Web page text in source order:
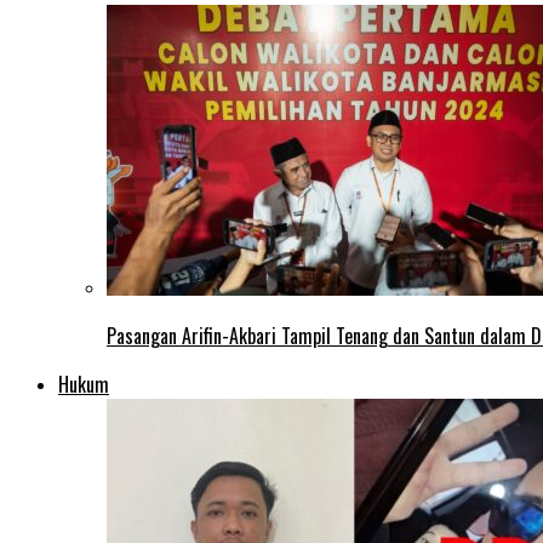
Pasangan Arifin-Akbari Tampil Tenang dan Santun dalam
Hukum